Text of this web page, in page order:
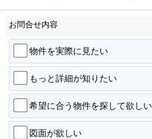
お問合せ内容
物件を実際に見たい
もっと詳細が知りたい
希望に合う物件を探して欲しい
図面が欲しい